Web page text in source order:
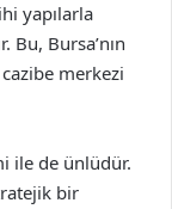
yapılarla
Bu, Bursa’nın
merkezi
ile de ünlüdür.
bir